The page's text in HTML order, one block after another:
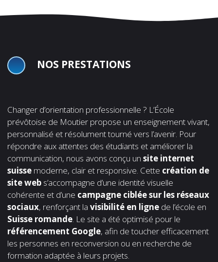
NOS PRESTATIONS
Changer d’orientation professionnelle ? L’École
prévôtoise de Moutier propose un enseignement vivant,
personnalisé et résolument tourné vers l’avenir. Pour
répondre aux attentes des étudiants et améliorer la
communication, nous avons conçu un site internet
suisse moderne, clair et responsive. Cette création de
site web s’accompagne d’une identité visuelle
cohérente et d’une campagne ciblée sur les réseaux
sociaux, renforçant la visibilité en ligne de l’école en
Suisse romande. Le site a été optimisé pour le
référencement Google, afin de toucher efficacement
les personnes en reconversion ou en recherche de
formation adaptée à leurs projets.